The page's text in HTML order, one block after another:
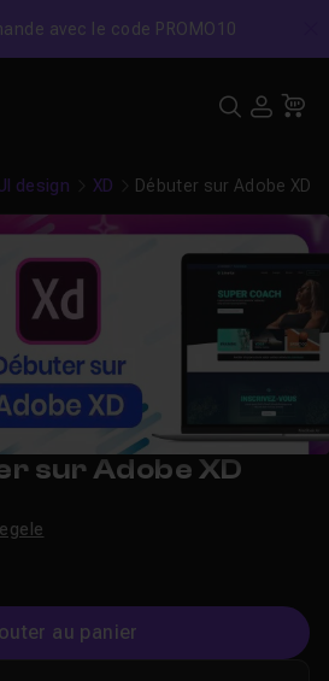
avec le code PROMO10
design XD Débuter sur Adobe XD
sur Adobe XD
au panier